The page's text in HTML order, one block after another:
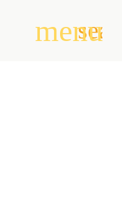
menu